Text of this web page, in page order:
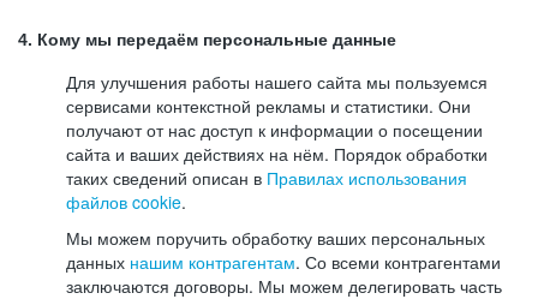
4. Кому мы передаём персональные данные
Для улучшения работы нашего сайта мы пользуемся
сервисами контекстной рекламы и статистики. Они
получают от нас доступ к информации о посещении
сайта и ваших действиях на нём. Порядок обработки
таких сведений описан в Правилах использования
файлов cookie.
Мы можем поручить обработку ваших персональных
данных нашим контрагентам. Со всеми контрагентами
заключаются договоры. Мы можем делегировать часть